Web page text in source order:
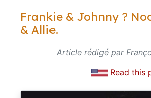
Frankie & Johnny ?
& Allie.
Article rédigé par
Read this